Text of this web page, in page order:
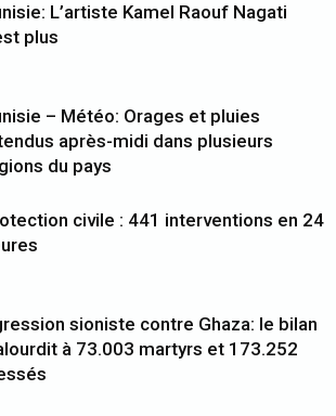
L’artiste Kamel Raouf Nagati
plus
– Météo: Orages et pluies
après-midi dans plusieurs
du pays
civile : 441 interventions en 24
sioniste contre Ghaza: le bilan
à 73.003 martyrs et 173.252